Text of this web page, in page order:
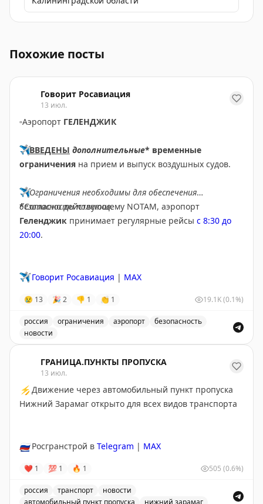
Похожие посты
Говорит Росавиация
13 июл.
▫️Аэропорт ГЕЛЕНДЖИК
✈️ВВЕДЕНЫ дополнительные* временные
ограничения на прием и выпуск воздушных судов.
✈️Ограничения необходимы для обеспечения
безопасности полетов.
*Согласно действующему NOTAM, аэропорт
Геленджик принимает регулярные рейсы с 8:30 до
20:00.
✈️ Говорит Росавиация | MAX
😢 13 🎉 2 👎 1 👏 1 19.1K(0.1%)
россия ограничения аэропорт
безопасность
новости
ГРАНИЦА.ПУНКТЫ ПРОПУСКА
13 июл.
⚡ Движение через автомобильный пункт пропуска
Нижний Зарамаг открыто для всех видов транспорта
🇷🇺Росгранстрой в Telegram | MAX
❤ 1 💯 1 🔥 1 505 (0.6%)
россия транспорт
новости
автомобильный пункт пропуска
нижний зарамаг